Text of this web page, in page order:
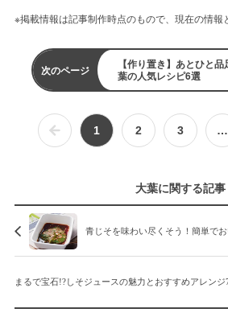
※掲載情報は記事制作時点のもので、現在の情報
次のページ
【作り置き】あとひと
葉の人気レシピ6選
1 2 3 …
大葉に関する記事
青じそを味わい尽くそう！簡単で
まるで宝石!?しそジュースの魅力とおすすめアレンジ